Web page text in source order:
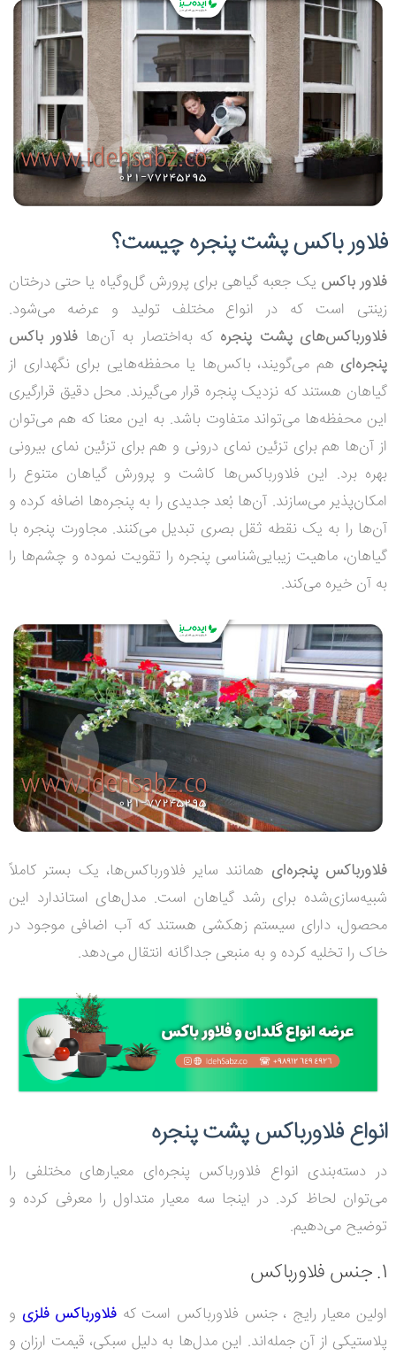
فلاور باکس پشت پنجره چیست؟
فلاور باکس یک جعبه گیاهی برای پرورش گل‌وگیاه یا حتی درختان
زینتی است که در انواع مختلف تولید و عرضه می‌شود.
فلاورباکس‌های پشت پنجره که به‌اختصار به آن‌ها فلاور باکس
پنجره‌ای هم می‌گویند، باکس‌ها یا محفظه‌هایی برای نگهداری از
گیاهان هستند که نزدیک پنجره قرار می‌گیرند. محل دقیق قرارگیری
این محفظه‌ها می‌تواند متفاوت باشد. به این معنا که هم می‌توان
از آن‌ها هم برای تزئین نمای درونی و هم برای تزئین نمای بیرونی
بهره برد. این فلاورباکس‌ها کاشت و پرورش گیاهان متنوع را
امکان‌پذیر می‌سازند. آن‌ها بُعد جدیدی را به پنجره‌ها اضافه کرده و
آن‌ها را به یک نقطه ثقل بصری تبدیل می‌کنند. مجاورت پنجره با
گیاهان، ماهیت زیبایی‌شناسی پنجره را تقویت نموده و چشم‌ها را
به آن خیره می‌کند.
فلاورباکس‌ پنجره‌ای همانند سایر فلاورباکس‌ها، یک بستر کاملاً
شبیه‌سازی‌شده برای رشد گیاهان است. مدل‌های استاندارد این
محصول، دارای سیستم زهکشی هستند که آب اضافی موجود در
خاک را تخلیه کرده و به منبعی جداگانه انتقال می‌دهد.
انواع فلاورباکس پشت پنجره
در دسته‌بندی انواع فلاورباکس پنجره‌ای معیارهای مختلفی را
می‌توان لحاظ کرد. در اینجا سه معیار متداول را معرفی کرده و
توضیح می‌دهیم.
1. جنس فلاورباکس
اولین معیار رایج ، جنس فلاورباکس است که فلاورباکس فلزی و
پلاستیکی از آن جمله‌اند. این مدل‌ها به دلیل سبکی، قیمت ارزان و